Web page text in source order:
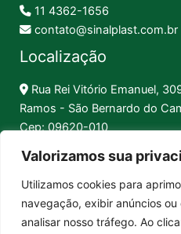
Valorizamos sua
Utilizamos cookies para
navegação, exibir anúncios
analisar nosso tráfego. Ao
11 4362-1656
contato@sinalplast.com.br
Localização
Rua Rei Vitório Emanuel,
Ramos - São Bernardo do
Cep: 09620-010
Pix │ Boleto │ Cartão